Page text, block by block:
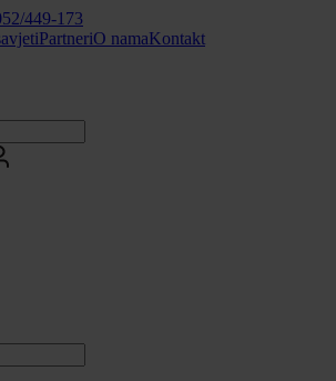
449-173
PartneriO namaKontakt